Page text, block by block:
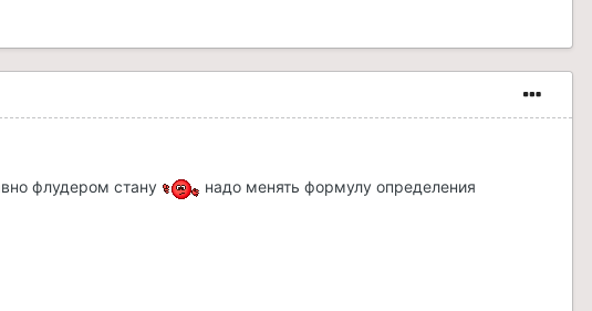
флудером стану надо менять формулу определения